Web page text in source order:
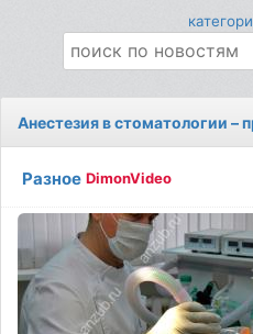
Анестезия в стоматологии –
Разное DimonVideo